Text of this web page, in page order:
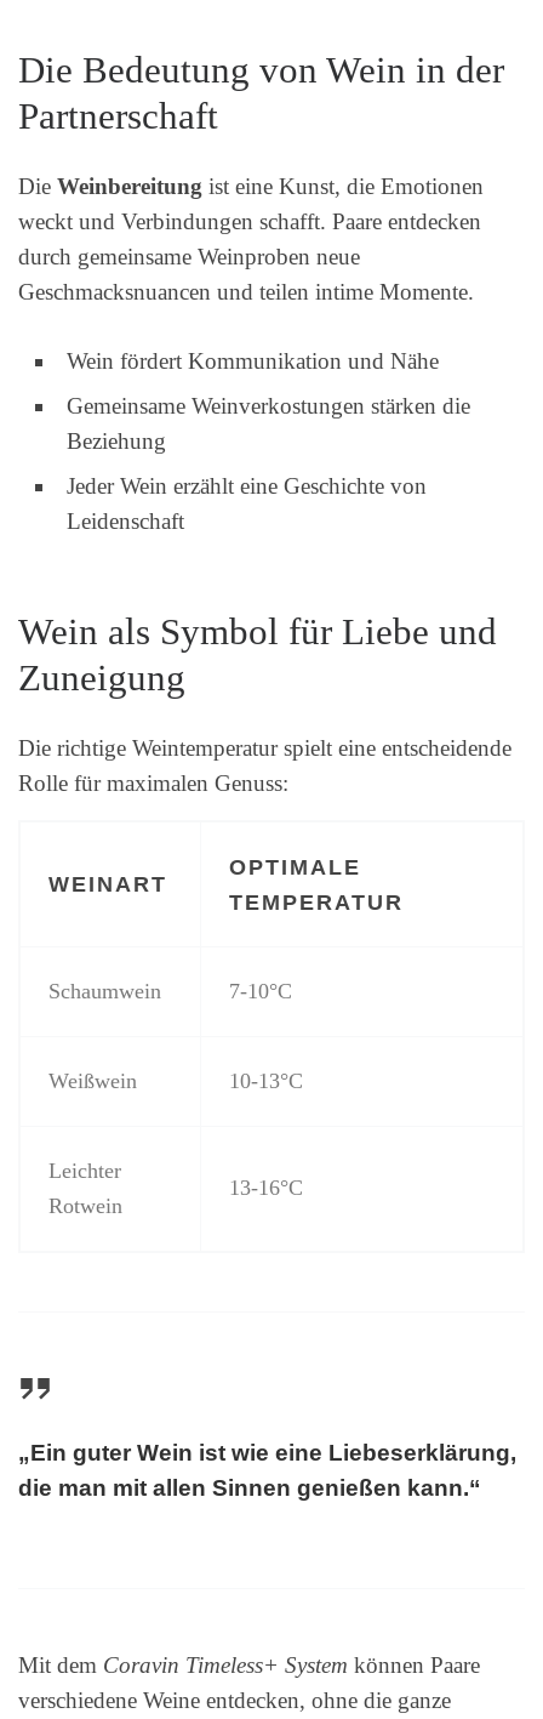
Die Bedeutung von Wein in der
Partnerschaft
Die Weinbereitung ist eine Kunst, die Emotionen
weckt und Verbindungen schafft. Paare entdecken
durch gemeinsame Weinproben neue
Geschmacksnuancen und teilen intime Momente.
Wein fördert Kommunikation und Nähe
Gemeinsame Weinverkostungen stärken die
Beziehung
Jeder Wein erzählt eine Geschichte von
Leidenschaft
Wein als Symbol für Liebe und
Zuneigung
Die richtige Weintemperatur spielt eine entscheidende
Rolle für maximalen Genuss:
WEINART
OPTIMALE
TEMPERATUR
Schaumwein 7-10°C
Weißwein 10-13°C
Leichter
Rotwein
13-16°C
„Ein guter Wein ist wie eine Liebeserklärung,
die man mit allen Sinnen genießen kann.“
Mit dem Coravin Timeless+ System können Paare
verschiedene Weine entdecken, ohne die ganze